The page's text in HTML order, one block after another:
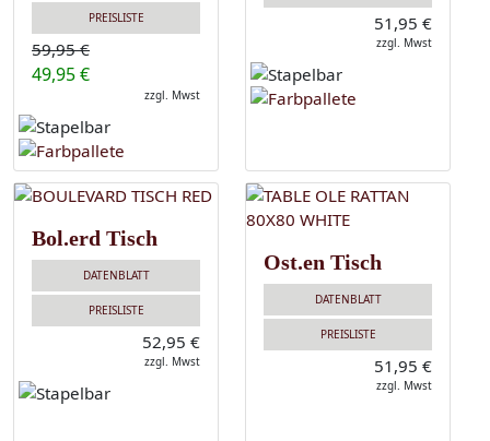
PREISLISTE
59,95 €
49,95 €
zzgl. Mwst
51,95 €
zzgl. Mwst
Bol.erd Tisch
DATENBLATT
PREISLISTE
52,95 €
zzgl. Mwst
Ost.en Tisch
DATENBLATT
PREISLISTE
51,95 €
zzgl. Mwst